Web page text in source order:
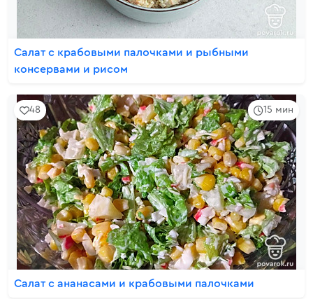
Салат с крабовыми палочками и рыбными
консервами и рисом
15 мин
48
Салат с ананасами и крабовыми палочками